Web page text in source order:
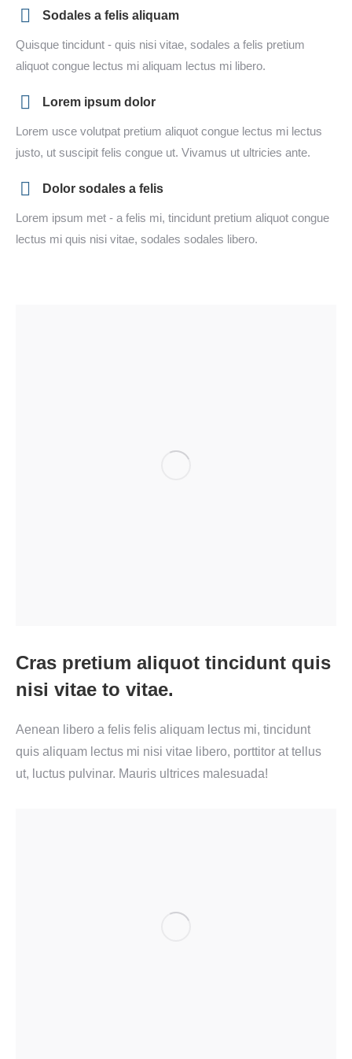
Sodales a felis aliquam
Quisque tincidunt - quis nisi vitae, sodales a felis pretium
aliquot congue lectus mi aliquam lectus mi libero.
Lorem ipsum dolor
Lorem usce volutpat pretium aliquot congue lectus mi lectus
justo, ut suscipit felis congue ut. Vivamus ut ultricies ante.
Dolor sodales a felis
Lorem ipsum met - a felis mi, tincidunt pretium aliquot congue
lectus mi quis nisi vitae, sodales sodales libero.
Cras pretium aliquot tincidunt quis
nisi vitae to vitae.
Aenean libero a felis felis aliquam lectus mi, tincidunt
quis aliquam lectus mi nisi vitae libero, porttitor at tellus
ut, luctus pulvinar. Mauris ultrices malesuada!